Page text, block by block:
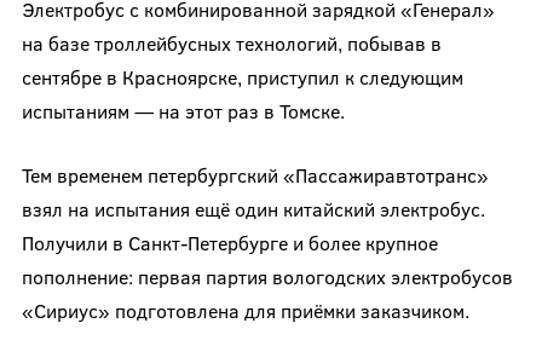
Электробус с комбинированной зарядкой «Генерал»
на базе троллейбусных технологий, побывав в
сентябре в Красноярске, приступил к следующим
испытаниям — на этот раз в Томске.
Тем временем петербургский «Пассажиравтотранс»
взял на испытания ещё один китайский электробус.
Получили в Санкт-Петербурге и более крупное
пополнение: первая партия вологодских электробусов
«Сириус» подготовлена для приёмки заказчиком.